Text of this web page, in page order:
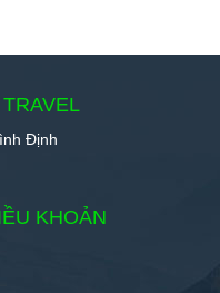
Định
KHOẢN